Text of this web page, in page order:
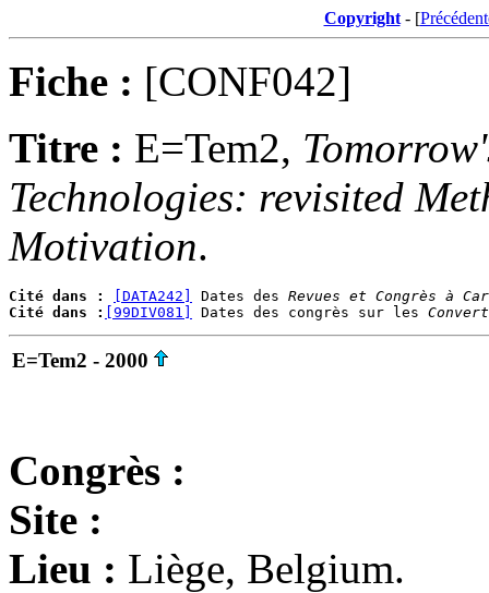
Copyright- [
Fiche : [CONF042]
Titre : E=Tem2,
Technologies: revisited
Motivation.
Cité dans : [DATA242] Dates des Revues et Congrès à
Cité dans :
[99DIV081] Dates des congrès sur les
E=Tem2 - 2000
Congrès :
Site :
Lieu : Liège, Belgium.